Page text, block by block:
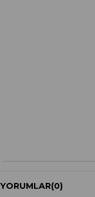
YORUMLAR(0)